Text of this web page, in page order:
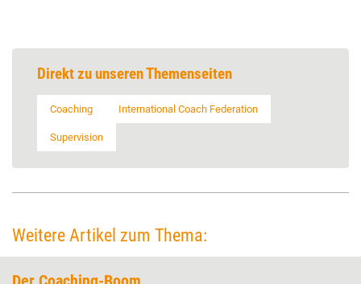
Direkt zu unseren Themenseiten
Coaching International Coach Federation
Supervision
Weitere Artikel zum Thema: